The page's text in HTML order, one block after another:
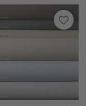
favorite_border